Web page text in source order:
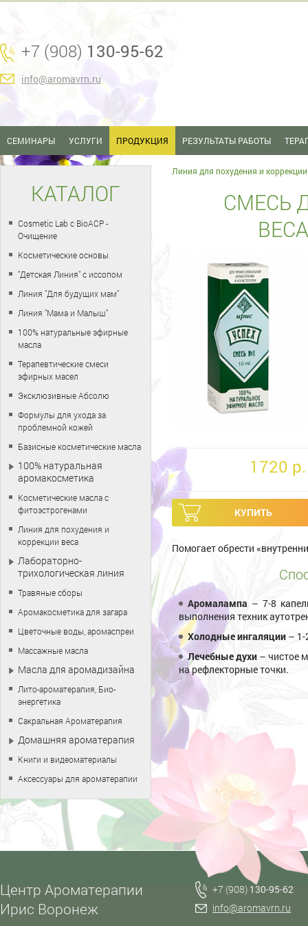
+7 (908) 130-95-62
info@aromavrn.ru
СЕМИНАРЫ УСЛУГИ ПРОДУКЦИЯ РЕЗУЛЬТАТЫ РАБОТЫ
Линия для похудения и
СМЕСЬ
1720 p.
Помогает обрести
Аромалампа – 7-8
выполнения техник
Холодные ингаляции – 1-
Лечебные духи – чистое
на рефлекторные точки.
КАТАЛОГ
Cosmetic Lab с BioACP -
Очищение
Косметические основы
"Детская Линия" с иссопом
Линия "Для будущих мам"
Линия "Мама и Малыш"
100% натуральные эфирные
масла
Терапевтические смеси
эфирных масел
Эксклюзивные Абсолю
Формулы для ухода за
проблемной кожей
Базисные косметические масла
100% натуральная
аромакосметика
Косметические масла с
фитоэстрогенами
Линия для похудения и
коррекции веса
Лабораторно-
трихологическая линия
Травяные сборы
Аромакосметика для загара
Цветочные воды, аромаспреи
Массажные масла
Масла для аромадизайна
Лито-ароматерапия, Био-
энергетика
Сакральная Ароматерапия
Домашняя ароматерапия
Книги и видеоматериалы
Аксессуары для ароматерапии
Центр Ароматерапии
Ирис Воронеж
+7 (908) 130-95-62
info@aromavrn.ru